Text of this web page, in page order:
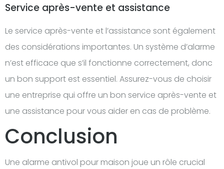
Service après-vente et assistance
Le service après-vente et l’assistance sont également
des considérations importantes. Un système d’alarme
n’est efficace que s’il fonctionne correctement, donc
un bon support est essentiel. Assurez-vous de choisir
une entreprise qui offre un bon service après-vente et
une assistance pour vous aider en cas de problème.
Conclusion
Une alarme antivol pour maison joue un rôle crucial